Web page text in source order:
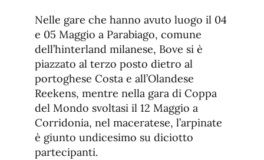
Nelle gare che hanno avuto luogo il 04
e 05 Maggio a Parabiago, comune
dell’hinterland milanese, Bove si è
piazzato al terzo posto dietro al
portoghese Costa e all’Olandese
Reekens, mentre nella gara di Coppa
del Mondo svoltasi il 12 Maggio a
Corridonia, nel maceratese, l’arpinate
è giunto undicesimo su diciotto
partecipanti.